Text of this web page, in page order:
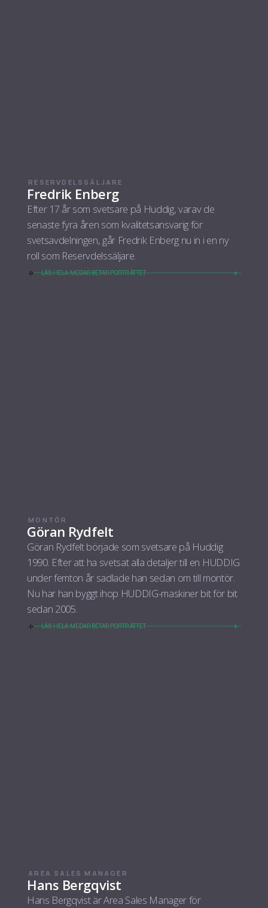
RESERVDELSSÄLJARE
Fredrik Enberg
Efter 17 år som svetsare på Huddig, varav de
senaste fyra åren som kvalitetsansvarig för
svetsavdelningen, går Fredrik Enberg nu in i en ny
roll som Reservdelssäljare.
LÄS HELA MEDARBETARPORTRÄTTET
MONTÖR
Göran Rydfelt
Göran Rydfelt började som svetsare på Huddig
1990. Efter att ha svetsat alla detaljer till en HUDDIG
under femton år sadlade han sedan om till montör.
Nu har han byggt ihop HUDDIG-maskiner bit för bit
sedan 2005.
LÄS HELA MEDARBETARPORTRÄTTET
AREA SALES MANAGER
Hans Bergqvist
Hans Bergqvist är Area Sales Manager för